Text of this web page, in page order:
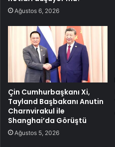
Ağustos 6, 2026
Çin Cumhurbaşkanı Xi,
Tayland Başbakanı Anutin
Charnvirakul ile
Shanghai’da Görüştü
Ağustos 5, 2026